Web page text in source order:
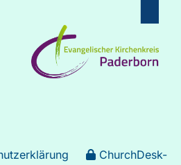
ChurchDesk-